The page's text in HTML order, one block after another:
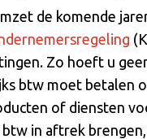
de komende
Zo hoeft u
btw moet betalen
of diensten
in aftrek